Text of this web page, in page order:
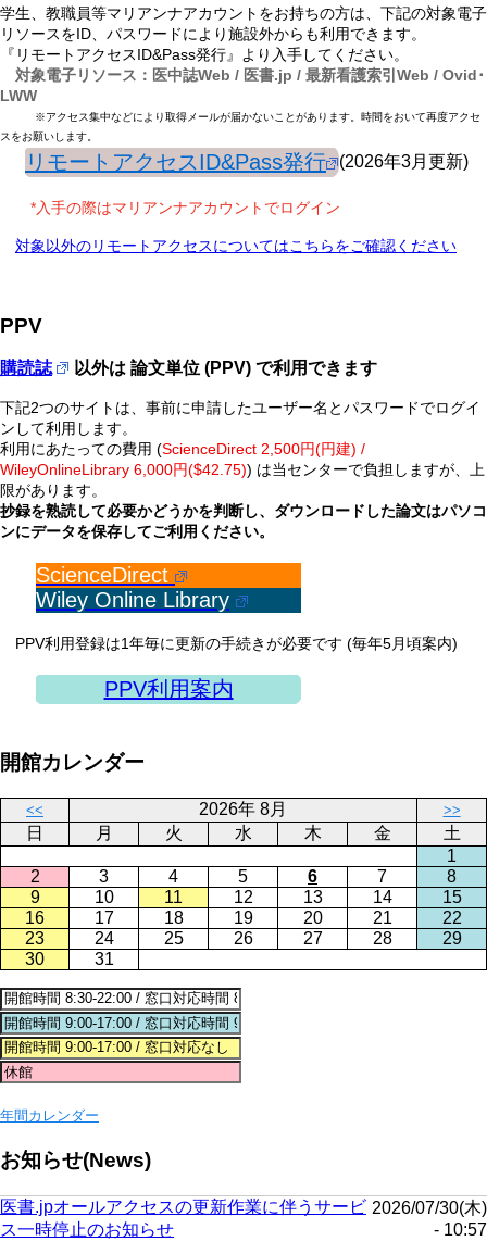
学生、教職員等マリアンナアカウントをお持ちの方は、下記の対象電子
リソースをID、パスワードにより施設外からも利用できます。
『リモートアクセスID&Pass発行』より入手してください。
対象電子リソース：医中誌Web / 医書.jp / 最新看護索引Web / Ovid･
LWW
※アクセス集中などにより取得メールが届かないことがあります。時間をおいて再度アクセ
スをお願いします。
リモートアクセスID&Pass発行 (2026年3月更新)
*入手の際はマリアンナアカウントでログイン
対象以外のリモートアクセスについてはこちらをご確認ください
PPV
購読誌 以外は 論文単位 (PPV) で利用できます
下記2つのサイトは、事前に申請したユーザー名とパスワードでログイ
ンして利用します。
利用にあたっての費用 (ScienceDirect 2,500円(円建) /
WileyOnlineLibrary 6,000円($42.75)) は当センターで負担しますが、上
限があります。
抄録を熟読して必要かどうかを判断し、ダウンロードした論文はパソコ
ンにデータを保存してご利用ください。
ScienceDirect
Wiley Online Library
PPV利用登録は1年毎に更新の手続きが必要です (毎年5月頃案内)
PPV利用案内
開館カレンダー
<< 2026年 8月 >>
日 月 火 水 木 金
土
1
2
3 4 5 6 7
8
9
10 11 12 13 14
15
16
17 18 19 20 21
22
23
24 25 26 27 28
29
30
31
年間カレンダー
お知らせ(News)
医書.jpオールアクセスの更新作業に伴うサービ
ス一時停止のお知らせ
2026/07/30(木)
- 10:57